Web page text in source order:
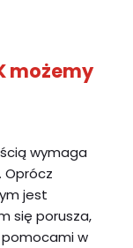
możemy
wymaga
Oprócz
jest
się porusza,
pomocami w